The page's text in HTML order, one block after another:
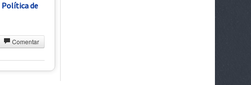
Política de
Comentar